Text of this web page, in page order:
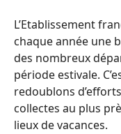
L’Etablissement
chaque année une
des nombreux
période estivale.
redoublons
collectes au plus
lieux de vacances.